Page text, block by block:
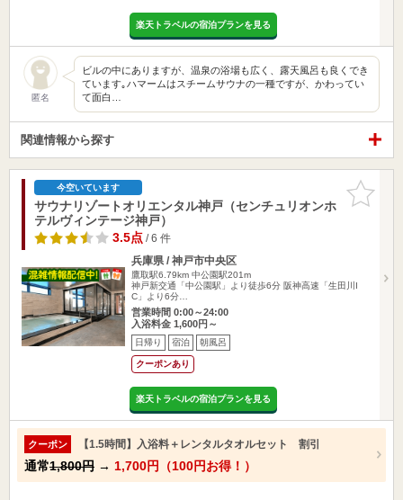
楽天トラベルの宿泊プランを見る
匿名
ビルの中にありますが、温泉の浴場も広く、露天風呂も良くでき
ています｡ハマームはスチームサウナの一種ですが、かわってい
て面白…
関連情報から探す
お気に入
りに追加
今空いています
サウナリゾートオリエンタル神戸（センチュリオンホ
テルヴィンテージ神戸）
3.5点/ 6 件
兵庫県 / 神戸市中央区
鷹取駅6.79km 中公園駅201m
神戸新交通「中公園駅」より徒歩6分 阪神高速「生田川I
C」より6分…
営業時間 0:00～24:00
入浴料金 1,600円～
日帰り 宿泊 朝風呂
クーポンあり
楽天トラベルの宿泊プランを見る
クーポン 【1.5時間】入浴料＋レンタルタオルセット 割引
通常1,800円 → 1,700円（100円お得！）